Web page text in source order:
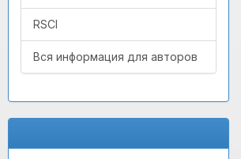
RSCI
Вся информация для авторов